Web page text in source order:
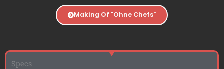
Making Of "Ohne Chefs"
Specs